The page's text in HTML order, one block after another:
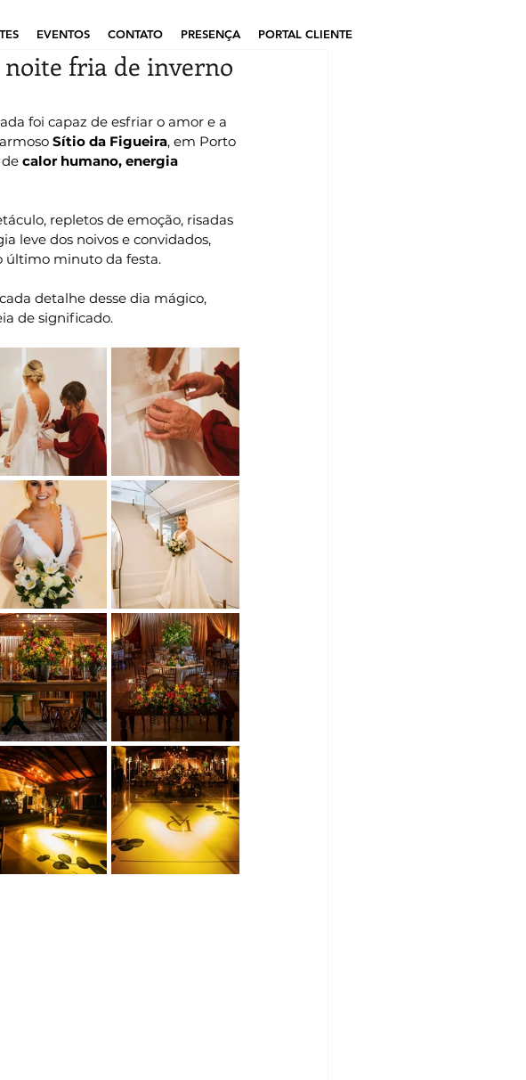
EVENTOS CONTATO PRESENÇA PORTAL CLIENTE
noite fria de inverno
foi capaz de esfriar o amor e a
Sítio da Figueira, em Porto
calor humano, energia
repletos de emoção, risadas
leve dos noivos e convidados,
último minuto da festa.
detalhe desse dia mágico,
de significado.